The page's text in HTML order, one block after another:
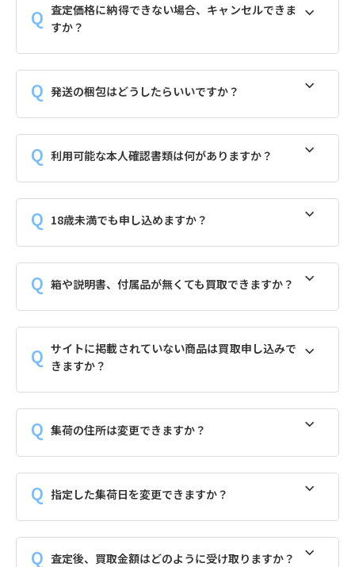
査定価格に納得できない場合、キャンセルできま
すか？
発送の梱包はどうしたらいいですか？
利用可能な本人確認書類は何がありますか？
18歳未満でも申し込めますか？
箱や説明書、付属品が無くても買取できますか？
サイトに掲載されていない商品は買取申し込みで
きますか？
集荷の住所は変更できますか？
指定した集荷日を変更できますか？
査定後、買取金額はどのように受け取りますか？